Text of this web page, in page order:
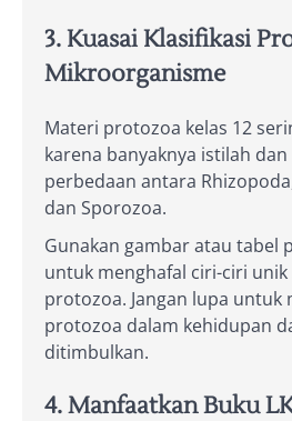
3. Kuasai Klasifikasi
Mikroorganisme
Materi protozoa kelas 12
karena banyaknya istilah
perbedaan antara
dan Sporozoa.
Gunakan gambar atau tabel
untuk menghafal ciri-ciri unik
protozoa. Jangan lupa untuk
protozoa dalam kehidupan
ditimbulkan.
4. Manfaatkan Buku